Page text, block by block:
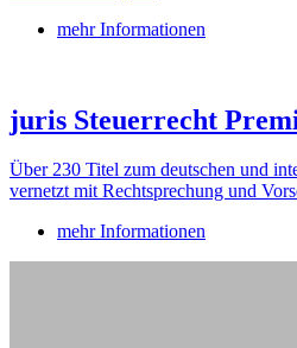
mehr Informationen
juris Steuerrecht
Über 230 Titel zum deutschen und
vernetzt mit Rechtsprechung und
mehr Informationen